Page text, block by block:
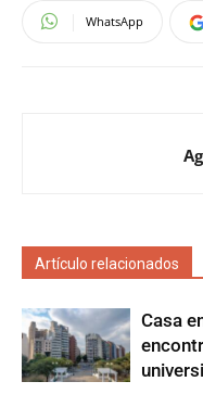
WhatsApp
Artículo relacionados
Casa